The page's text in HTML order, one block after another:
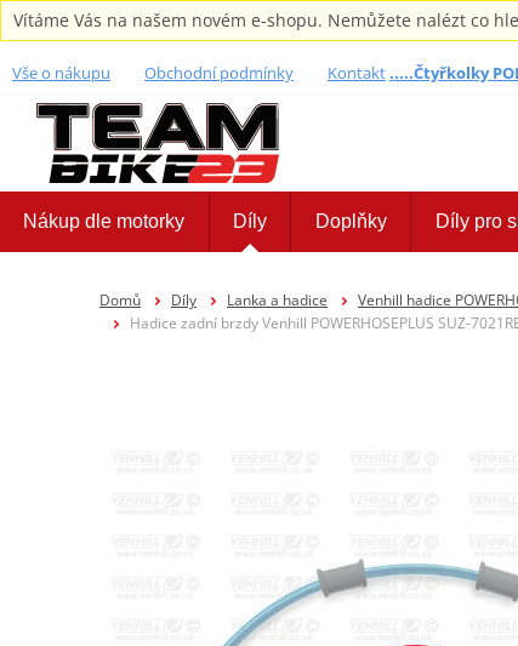
Vítáme Vás na našem novém e-shopu. Nemůžete nalézt co
Vše o nákupu Obchodní podmínky Kontakt.....Čtyřkolky
Nákup dle motorky Díly Doplňky Díly pro
Domů Díly Lanka a hadice Venhill hadice
Hadice zadní brzdy Venhill POWERHOSEPLUS SUZ-